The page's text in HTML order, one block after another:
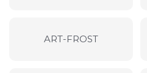
ART-FROST